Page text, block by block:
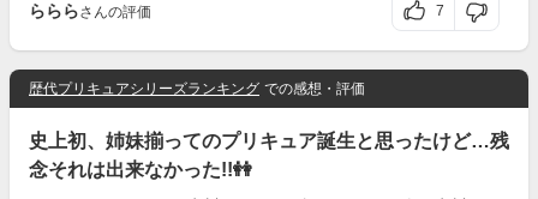
らららさんの評価 7
歴代プリキュアシリーズランキング での感想・評価
史上初、姉妹揃ってのプリキュア誕生と思ったけど…残
念それは出来なかった!!👭